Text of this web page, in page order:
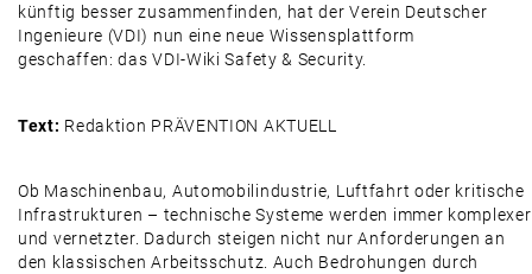
künftig besser zusammenfinden, hat der Verein Deutscher
Ingenieure (VDI) nun eine neue Wissensplattform
geschaffen: das VDI-Wiki Safety & Security.
Text: Redaktion PRÄVENTION AKTUELL
Ob Maschinenbau, Automobilindustrie, Luftfahrt oder kritische
Infrastrukturen – technische Systeme werden immer komplexer
und vernetzter. Dadurch steigen nicht nur Anforderungen an
den klassischen Arbeitsschutz. Auch Bedrohungen durch